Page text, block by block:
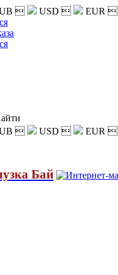
 USD  EUR 
 USD  EUR 
Бай